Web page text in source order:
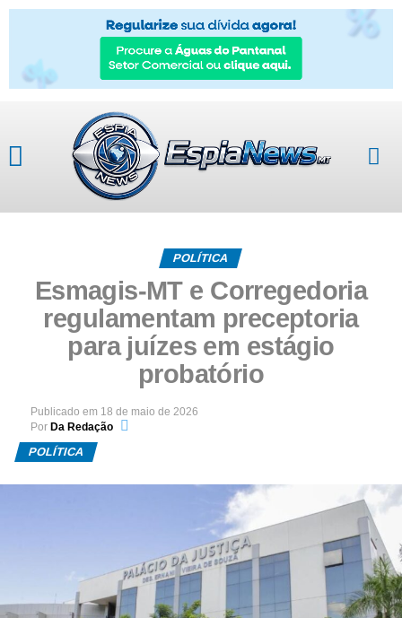
POLÍTICA
Esmagis-MT e Corregedoria
regulamentam preceptoria
para juízes em estágio
probatório
Publicado em 18 de maio de 2026
Por Da Redação
POLÍTICA